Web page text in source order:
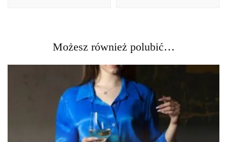
Możesz również polubić…